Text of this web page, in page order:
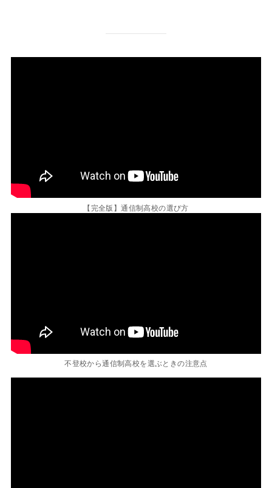
【完全版】通信制高校の選び方
不登校から通信制高校を選ぶときの注意点